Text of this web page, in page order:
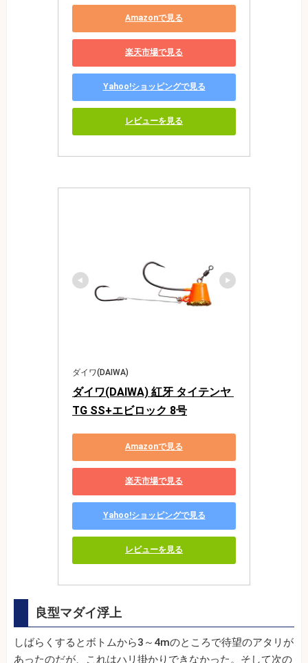
Amazonで見る
楽天市場で見る
Yahoo!ショッピングで見る
レビューを見る
ダイワ(DAIWA)
ダイワ(DAIWA) 紅牙 タイテンヤ
TG SS+エビロック 8号
Amazonで見る
楽天市場で見る
Yahoo!ショッピングで見る
レビューを見る
良型マダイ浮上
しばらくするとボトムから3～4mのところで待望のアタリが
あったのだが、これはハリ掛かりできなかった。そして次の